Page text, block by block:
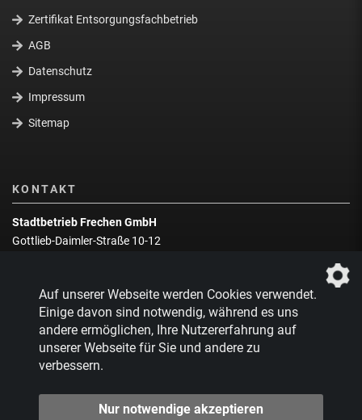
Zertifikat Entsorgungsfachbetrieb
AGB
Datenschutz
Impressum
Sitemap
KONTAKT
Stadtbetrieb Frechen GmbH
Gottlieb-Daimler-Straße 10-12
Zentrale:02234 9217-0
Abfallberatung:02234 9217-17
Auf unserer Webseite werden Cookies verwendet.
Einige davon sind notwendig, während es uns
andere ermöglichen, Ihre Nutzererfahrung auf
unserer Webseite für Sie und andere zu
verbessern.
Nur notwendige akzeptieren